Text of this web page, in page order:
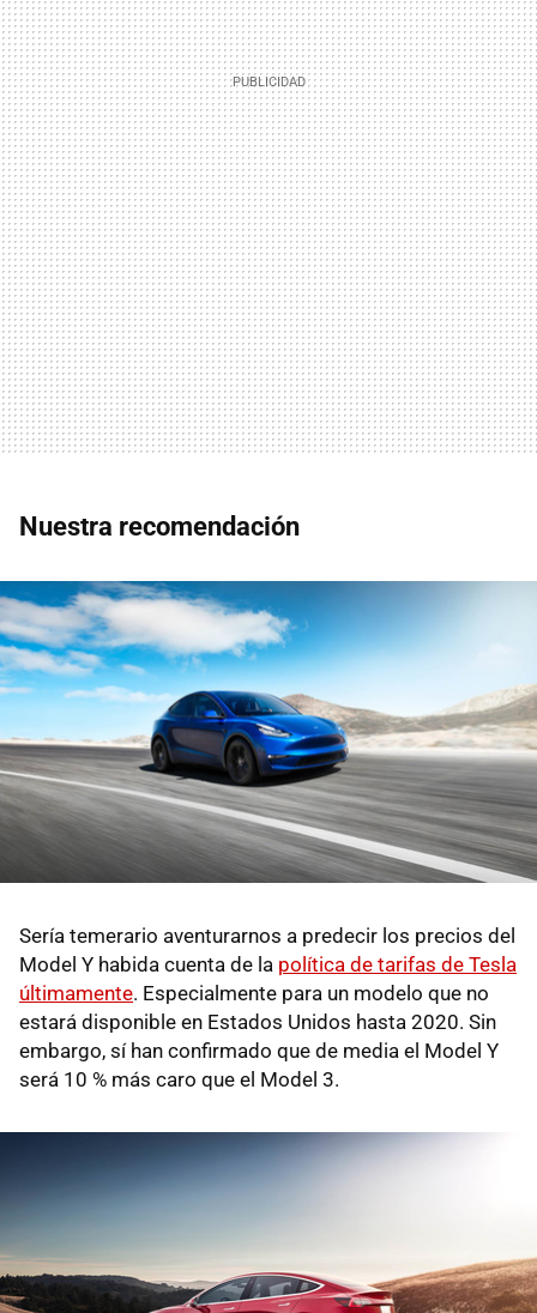
Nuestra recomendación
Sería temerario aventurarnos a predecir los precios del
Model Y habida cuenta de la política de tarifas de Tesla
últimamente. Especialmente para un modelo que no
estará disponible en Estados Unidos hasta 2020. Sin
embargo, sí han confirmado que de media el Model Y
será 10 % más caro que el Model 3.